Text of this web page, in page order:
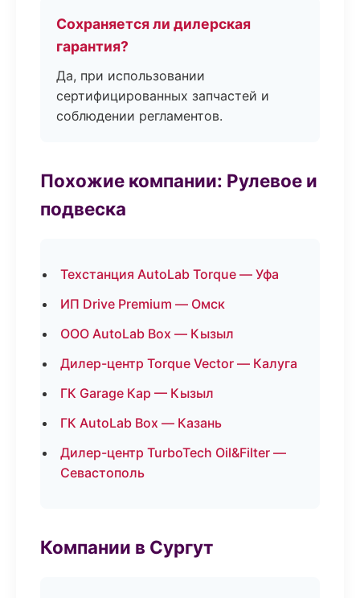
Сохраняется ли дилерская
гарантия?
Да, при использовании
сертифицированных запчастей и
соблюдении регламентов.
Похожие компании: Рулевое и
подвеска
Техстанция AutoLab Torque — Уфа
ИП Drive Premium — Омск
ООО AutoLab Box — Кызыл
Дилер-центр Torque Vector — Калуга
ГК Garage Кар — Кызыл
ГК AutoLab Box — Казань
Дилер-центр TurboTech Oil&Filter —
Севастополь
Компании в Сургут